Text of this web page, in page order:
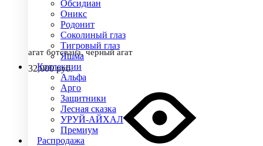
Обсидиан
Оникс
Родонит
Соколиный глаз
Тигровый глаз
Яшма
Коллекции
Альфа
Арго
Защитники
Лесная сказка
УРУЙ-АЙХАЛ
Премиум
Распродажа
агат ботсвана, черный агат
32,000руб.